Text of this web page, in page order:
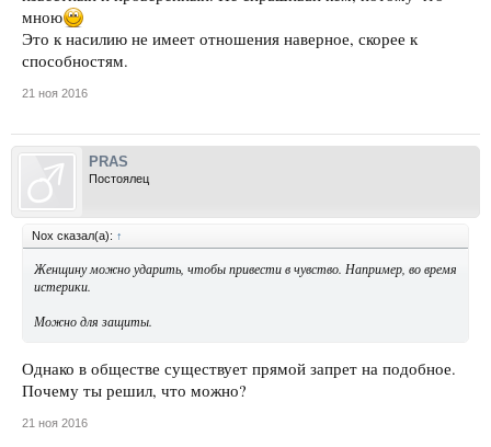
мною
Это к насилию не имеет отношения наверное, скорее к
способностям.
21 ноя 2016
PRAS
Постоялец
Nox сказал(а): ↑
Женщину можно ударить, чтобы привести в чувство. Например, во время
истерики.
Можно для защиты.
Однако в обществе существует прямой запрет на подобное.
Почему ты решил, что можно?
21 ноя 2016